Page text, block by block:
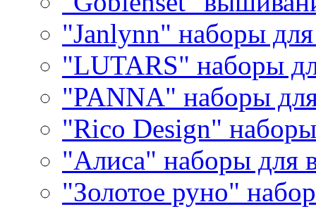
"Janlynn" наборы
"LUTARS" наборы
"PANNA" наборы
"Rico Design"
"Алиса" наборы для
"Золотое руно"